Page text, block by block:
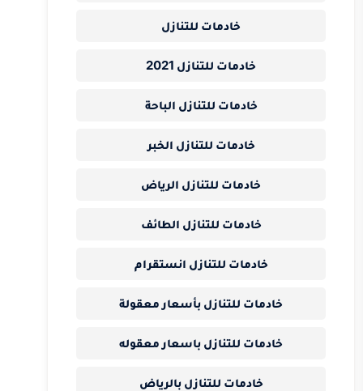
خادمات للتنازل
خادمات للتنازل 2021
خادمات للتنازل الباحة
خادمات للتنازل الخبر
خادمات للتنازل الرياض
خادمات للتنازل الطائف
خادمات للتنازل انستقرام
خادمات للتنازل بأسعار معقولة
خادمات للتنازل باسعار معقوله
خادمات للتنازل بالرياض